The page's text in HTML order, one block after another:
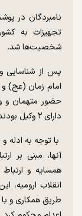
نامبردگان در
تجهیزات به
شخصیت‌ها شد.
پس از شناسایی
امام زمان (عج)
حضور متهمان و
دارای ۲ وکیل بودند.
با توجه به ادله
آنها، مبنی بر
همسایه و
انقلاب ارومیه،
طریق همکاری و